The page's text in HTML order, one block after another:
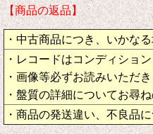
【商品の返品】
・中古商品につき、いかな
・レコードはコンディショ
・画像等必ずお読みいただ
・盤質の詳細についてお尋
・商品の発送違い、不良品